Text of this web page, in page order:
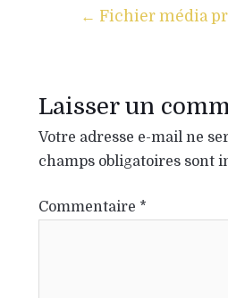
← Fichier média
Laisser un
Votre adresse e-mail ne
champs obligatoires sont
Commentaire *